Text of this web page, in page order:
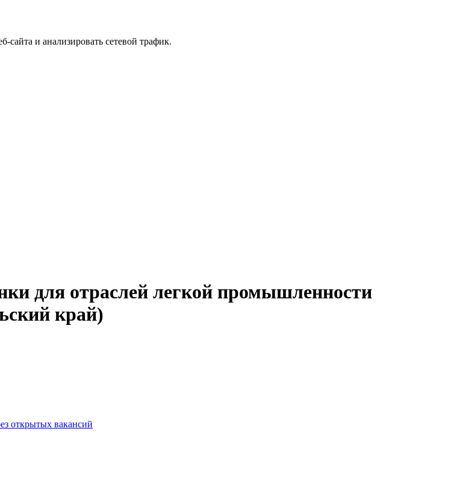
и анализировать сетевой трафик.
для отраслей легкой промышленности
край)
открытых вакансий